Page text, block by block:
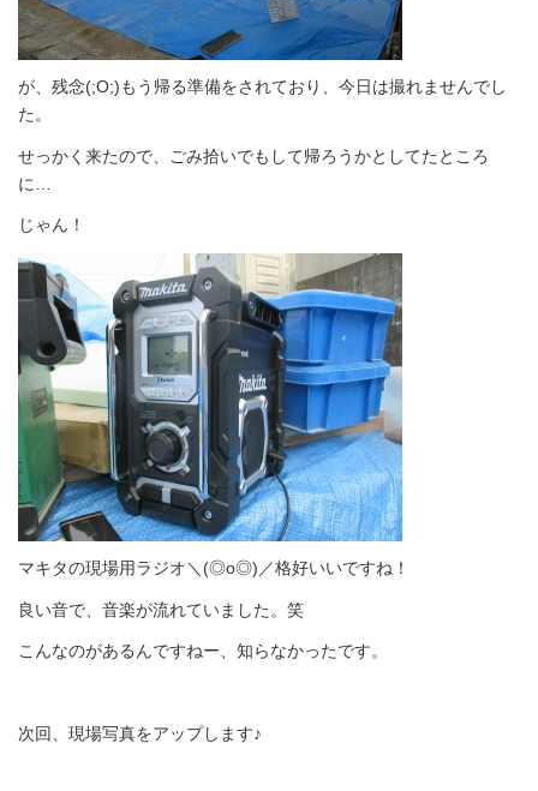
が、残念(;O;)もう帰る準備をされており、今日は撮れませんでし
た。
せっかく来たので、ごみ拾いでもして帰ろうかとしてたところ
に…
じゃん！
マキタの現場用ラジオ＼(◎o◎)／格好いいですね！
良い音で、音楽が流れていました。笑
こんなのがあるんですねー、知らなかったです。
次回、現場写真をアップします♪